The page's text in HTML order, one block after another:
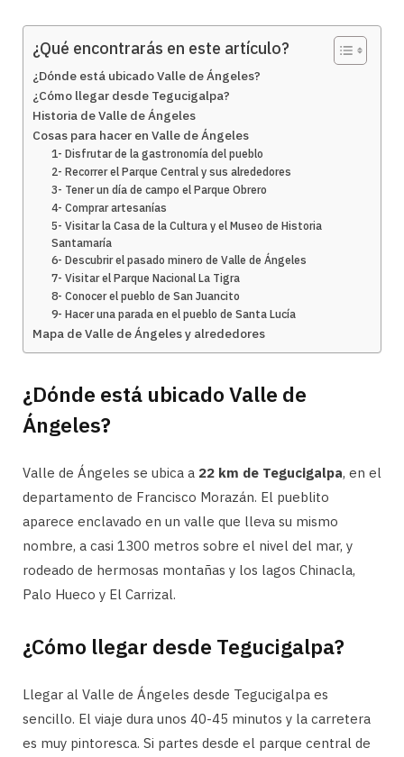
¿Qué encontrarás en este artículo?
¿Dónde está ubicado Valle de Ángeles?
¿Cómo llegar desde Tegucigalpa?
Historia de Valle de Ángeles
Cosas para hacer en Valle de Ángeles
1- Disfrutar de la gastronomía del pueblo
2- Recorrer el Parque Central y sus alrededores
3- Tener un día de campo el Parque Obrero
4- Comprar artesanías
5- Visitar la Casa de la Cultura y el Museo de Historia
Santamaría
6- Descubrir el pasado minero de Valle de Ángeles
7- Visitar el Parque Nacional La Tigra
8- Conocer el pueblo de San Juancito
9- Hacer una parada en el pueblo de Santa Lucía
Mapa de Valle de Ángeles y alrededores
¿Dónde está ubicado Valle de
Ángeles?
Valle de Ángeles se ubica a 22 km de Tegucigalpa, en el
departamento de Francisco Morazán. El pueblito
aparece enclavado en un valle que lleva su mismo
nombre, a casi 1300 metros sobre el nivel del mar, y
rodeado de hermosas montañas y los lagos Chinacla,
Palo Hueco y El Carrizal.
¿Cómo llegar desde Tegucigalpa?
Llegar al Valle de Ángeles desde Tegucigalpa es
sencillo. El viaje dura unos 40-45 minutos y la carretera
es muy pintoresca. Si partes desde el parque central de